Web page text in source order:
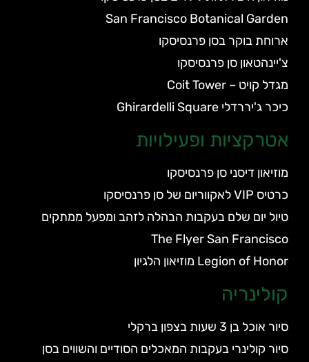
San Francisco Botanical Garden
ארוחת בוקר בסן פרנסיסקו
צ'יינהטאון סן פרנסיסקו
מגדל קויט – Coit Tower
כיכר ג'יררדלי Ghirardelli Square
אטרקציות ופעילויות
מוזיאון דיסני סן פרנסיסקו
כרטיס VIP לאקווריום של סן פרנסיסקו
טיול יום שלם בעקבות הבהלה לזהב ומפעל ממתקים
The Flyer San Francisco
Legion of Honor מוזיאון הלגיון
קולינריה
סיור אוכל בן 3 שעות בצפון ברקלי
סיור קולינרי בעקבות המאכלים הסודיים והשווים בסן